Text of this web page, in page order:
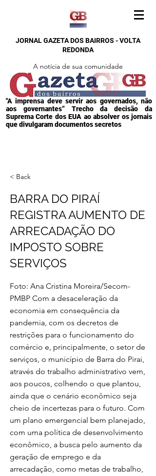
JORNAL GAZETA DOS BAIRROS - VOLTA
REDONDA
A notícia de sua comunidade
"A imprensa deve servir aos governados, não
aos governantes” Trecho da decisão da
Suprema Corte dos EUA ao absolver os jornais
que divulgaram documentos secretos
< Back
BARRA DO PIRAÍ
REGISTRA AUMENTO DE
ARRECADAÇÃO DO
IMPOSTO SOBRE
SERVIÇOS
Foto: Ana Cristina Moreira/Secom-
PMBP Com a desaceleração da
economia em consequência da
pandemia, com os decretos de
restrições para o funcionamento do
comércio e, principalmente, o setor de
serviços, o município de Barra do Pirai,
através do trabalho administrativo vem,
aos poucos, colhendo o que plantou,
ainda que o cenário econômico seja
cheio de incertezas para o futuro. Com
um plano emergencial bem planejado,
com uma política de desenvolvimento
econômico, a busca pelo aumento da
geração de emprego e da
arrecadação, como metas de trabalho,